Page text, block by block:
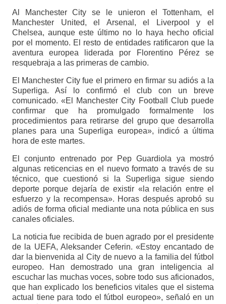
Al Manchester City se le unieron el Tottenham, el
Manchester United, el Arsenal, el Liverpool y el
Chelsea, aunque este último no lo haya hecho oficial
por el momento. El resto de entidades ratificaron que la
aventura europea liderada por Florentino Pérez se
resquebraja a las primeras de cambio.
El Manchester City fue el primero en firmar su adiós a la
Superliga. Así lo confirmó el club con un breve
comunicado. «El Manchester City Football Club puede
confirmar que ha promulgado formalmente los
procedimientos para retirarse del grupo que desarrolla
planes para una Superliga europea», indicó a última
hora de este martes.
El conjunto entrenado por Pep Guardiola ya mostró
algunas reticencias en el nuevo formato a través de su
técnico, que cuestionó si la Superliga sigue siendo
deporte porque dejaría de existir «la relación entre el
esfuerzo y la recompensa». Horas después aprobó su
adiós de forma oficial mediante una nota pública en sus
canales oficiales.
La noticia fue recibida de buen agrado por el presidente
de la UEFA, Aleksander Ceferin. «Estoy encantado de
dar la bienvenida al City de nuevo a la familia del fútbol
europeo. Han demostrado una gran inteligencia al
escuchar las muchas voces, sobre todo sus aficionados,
que han explicado los beneficios vitales que el sistema
actual tiene para todo el fútbol europeo», señaló en un